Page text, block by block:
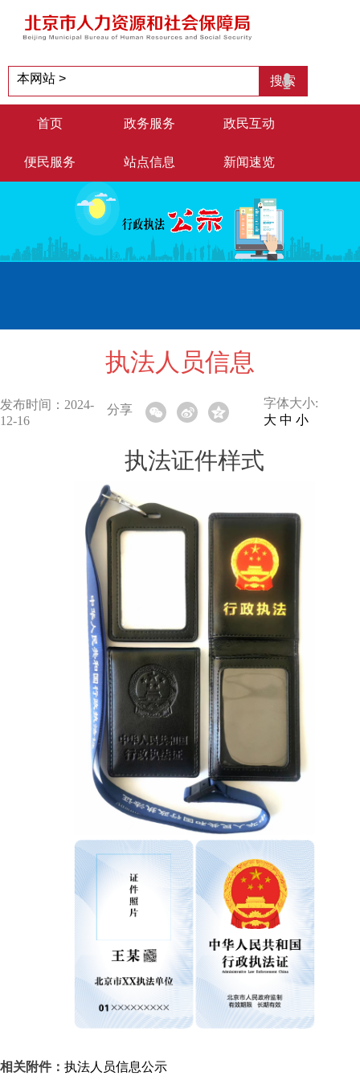
首页 政务服务 政民互动
便民服务 站点信息 新闻速览
执法人员信息
发布时间：2024-
12-16
分享
字体大小:
大 中 小
执法证件样式
相关附件： 执法人员信息公示